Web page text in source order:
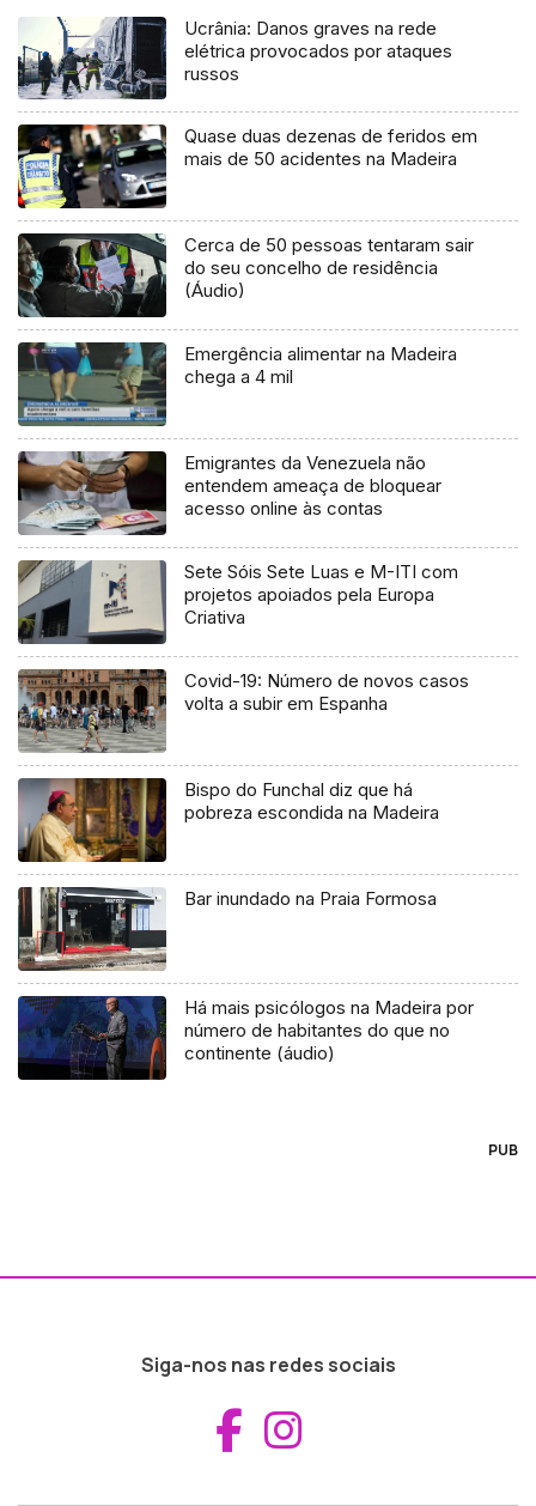
Ucrânia: Danos graves na rede
elétrica provocados por ataques
russos
Quase duas dezenas de feridos em
mais de 50 acidentes na Madeira
Cerca de 50 pessoas tentaram sair
do seu concelho de residência
(Áudio)
Emergência alimentar na Madeira
chega a 4 mil
Emigrantes da Venezuela não
entendem ameaça de bloquear
acesso online às contas
Sete Sóis Sete Luas e M-ITI com
projetos apoiados pela Europa
Criativa
Covid-19: Número de novos casos
volta a subir em Espanha
Bispo do Funchal diz que há
pobreza escondida na Madeira
Bar inundado na Praia Formosa
Há mais psicólogos na Madeira por
número de habitantes do que no
continente (áudio)
PUB
Siga-nos nas redes sociais
Aceder ao